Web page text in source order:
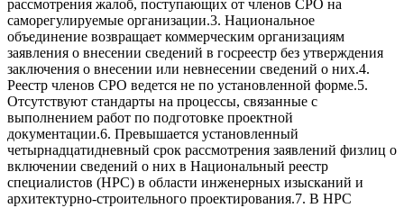
рассмотрения жалоб, поступающих от членов СРО на
саморегулируемые организации.3. Национальное
объединение возвращает коммерческим организациям
заявления о внесении сведений в госреестр без утверждения
заключения о внесении или невнесении сведений о них.4.
Реестр членов СРО ведется не по установленной форме.5.
Отсутствуют стандарты на процессы, связанные с
выполнением работ по подготовке проектной
документации.6. Превышается установленный
четырнадцатидневный срок рассмотрения заявлений физлиц о
включении сведений о них в Национальный реестр
специалистов (НРС) в области инженерных изысканий и
архитектурно-строительного проектирования.7. В НРС